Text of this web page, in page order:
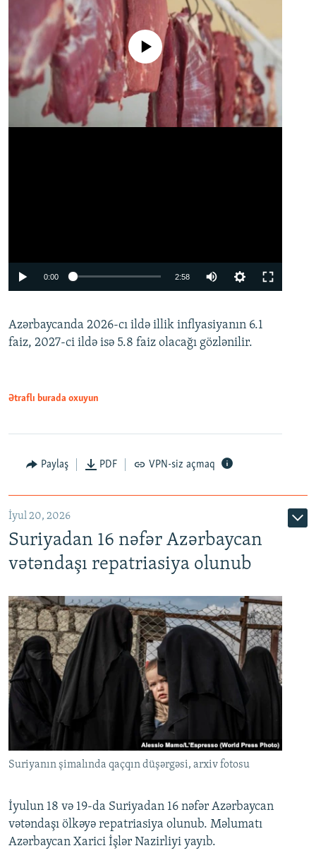
Auto
No media source currently available
0:00 2:58
360p
480p
Azərbaycanda 2026-cı ildə illik inflyasiyanın 6.1
faiz, 2027-ci ildə isə 5.8 faiz olacağı gözlənilir.
Ətraflı burada oxuyun
Paylaş PDF VPN-siz açmaq
İyul 20, 2026
Suriyadan 16 nəfər Azərbaycan
vətəndaşı repatriasiya olunub
Suriyanın şimalında qaçqın düşərgəsi, arxiv fotosu
İyulun 18 və 19-da Suriyadan 16 nəfər Azərbaycan
vətəndaşı ölkəyə repatriasiya olunub. Məlumatı
Azərbaycan Xarici İşlər Nazirliyi yayıb.